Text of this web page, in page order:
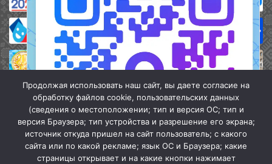
Продолжая использовать наш сайт, вы даете согласие на
обработку файлов cookie, пользовательских данных
(сведения о местоположении; тип и версия ОС; тип и
версия Браузера; тип устройства и разрешение его экрана;
источник откуда пришел на сайт пользователь; с какого
сайта или по какой рекламе; язык ОС и Браузера; какие
страницы открывает и на какие кнопки нажимает